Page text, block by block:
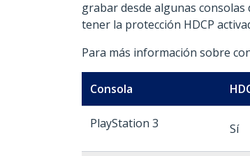
grabar desde algunas
tener la protección HDCP
Para más información sobre
Consola
PlayStation 3 Sí